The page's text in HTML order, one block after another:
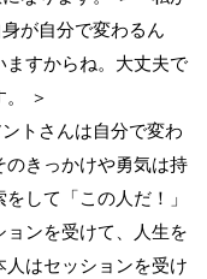
が自分で変わるん
ますからね。大丈夫で
＞
さんは自分で変わ
のきっかけや勇気は持
して「この人だ！」
ンを受けて、人生を
はセッションを受け